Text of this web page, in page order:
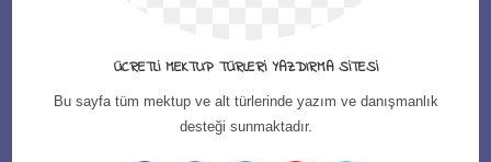
ÜCRETLI MEKTUP TÜRLERI YAZDIRMA SITESI
Bu sayfa tüm mektup ve alt türlerinde yazım ve danışmanlık
desteği sunmaktadır.